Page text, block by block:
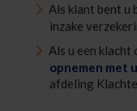
Als klant bent u
inzake
Als u een klacht
opnemen met
afdeling